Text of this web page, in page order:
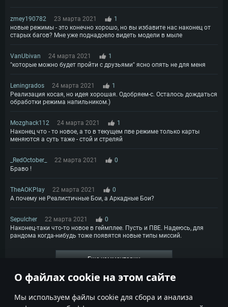
О файлах cookie на этом сайте
Мы используем файлы cookie для сбора и анализа
zmey190782 23 марта 2021
1
новые режимы - это конечно хорошо, но вы избавите нас наконец от
старых багов? Мне уже поднадоело видеть модели в мыле
VanUbivan 24 марта 2021
1
"которые можно будет пройти с друзьями" ясно опять не для меня
Leningrados 24 марта 2021
1
Реализация косая, но идея хорошая. Одобряем-с. Осталось дождаться
обработки режима напильником.)
Mozghack112 24 марта 2021
1
Наконец что - то новое, а то в текущем пве режиме только карты
меняются а суть таже - стой и стреляй
_RedOctober_ 22 марта 2021
0
Браво !
TheAOKPlay 22 марта 2021
0
А почему не Реалистичные Бои, а Аркадные Бои?
Sepulcher 22 марта 2021
0
Наконец-таки что-то новое в геймплее. Пусть и ПВЕ. Надеюсь, для
рандома когда-нибудь тоже появятся новые типы миссий.
Еще комментарии